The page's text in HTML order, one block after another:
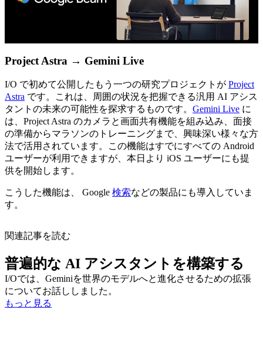
Project Astra → Gemini Live
I/O で初めて公開したもう一つの研究プロジェクトが Project
Astra です。これは、周囲の状況を把握できる汎用 AI アシス
タントの未来の可能性を探求するものです。 Gemini Live に
は、Project Astra のカメラと画面共有機能を組み込み、面接
の準備からマラソンのトレーニングまで、興味深い様々な方
法で活用されています。この機能はすでにすべての Android
ユーザーが利用できますが、本日より iOS ユーザーにも提
供を開始します。
こうした機能は、 Google 検索などの製品にも導入していま
す。
関連記事を読む
普遍的な AI アシスタントを構築する
I/Oでは、Geminiを世界のモデルへと進化させるための拡張
についてお話ししました。
もっと見る